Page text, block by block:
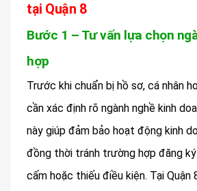
tại Quận 8
Bước 1 – Tư vấn lựa chọn
hợp
Trước khi chuẩn bị hồ sơ, cá nhân
cần xác định rõ ngành nghề kinh
này giúp đảm bảo hoạt động kinh
đồng thời tránh trường hợp đăng ký
cấm hoặc thiếu điều kiện. Tại Quận